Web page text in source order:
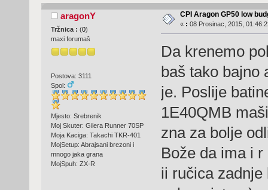
aragonY
Tržnica : (0)
maxi forumaš
Postova: 3111
Spol:
Mjesto: Srebrenik
Moj Skuter: Gilera Runner 70SP
Moja Kaciga: Takachi TKR-401
MojSetup: Abrajsani brezoni i
mnogo jaka grana
MojSpuh: ZX-R
CPI Aragon GP50 low
« : 08 Prosinac, 2015,
Da krenemo
baš tako bajno
je. Poslije
1E40QMB
zna za bolje
Bože da ima i
ii ručica